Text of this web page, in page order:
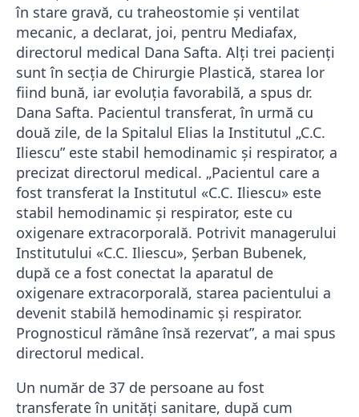
în stare gravă, cu traheostomie şi ventilat
mecanic, a declarat, joi, pentru Mediafax,
directorul medical Dana Safta. Alţi trei pacienţi
sunt în secţia de Chirurgie Plastică, starea lor
fiind bună, iar evoluţia favorabilă, a spus dr.
Dana Safta. Pacientul transferat, în urmă cu
două zile, de la Spitalul Elias la Institutul „C.C.
Iliescu” este stabil hemodinamic şi respirator, a
precizat directorul medical. „Pacientul care a
fost transferat la Institutul «C.C. Iliescu» este
stabil hemodinamic şi respirator, este cu
oxigenare extracorporală. Potrivit managerului
Institutului «C.C. Iliescu», Şerban Bubenek,
după ce a fost conectat la aparatul de
oxigenare extracorporală, starea pacientului a
devenit stabilă hemodinamic şi respirator.
Prognosticul rămâne însă rezervat”, a mai spus
directorul medical.
Un număr de 37 de persoane au fost
transferate în unități sanitare, după cum